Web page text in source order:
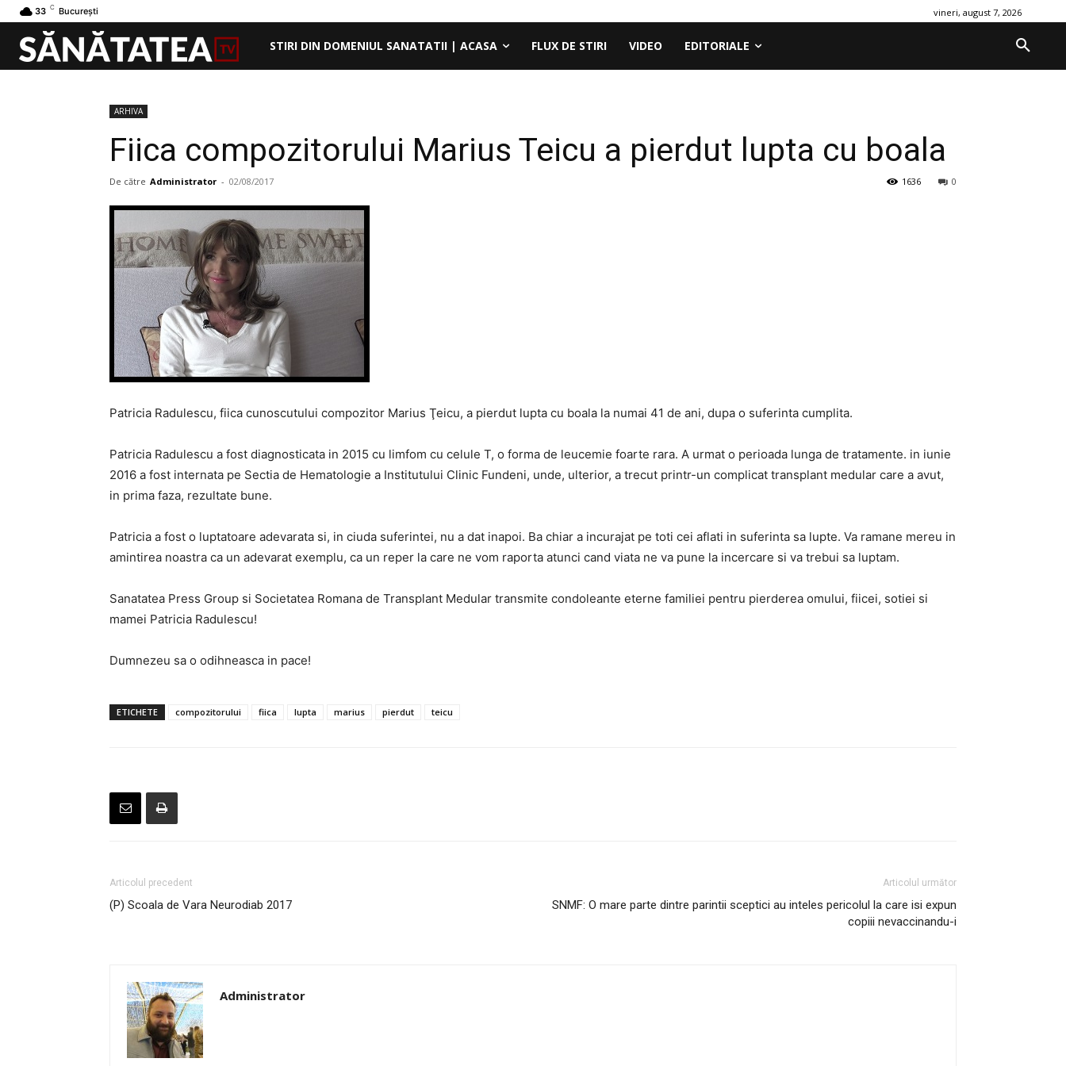
33 C București vineri, august 7, 2026
STIRI DIN DOMENIUL SANATATII | ACASA FLUX DE STIRI VIDEO EDITORIALE
ARHIVA
Fiica compozitorului Marius Teicu a pierdut lupta cu boala
De către Administrator - 02/08/2017 0
1636
Patricia Radulescu, fiica cunoscutului compozitor Marius Ţeicu, a pierdut lupta cu boala la numai 41 de ani, dupa o suferinta cumplita.
Patricia Radulescu a fost diagnosticata in 2015 cu limfom cu celule T, o forma de leucemie foarte rara. A urmat o perioada lunga de tratamente. in iunie
2016 a fost internata pe Sectia de Hematologie a Institutului Clinic Fundeni, unde, ulterior, a trecut printr-un complicat transplant medular care a avut,
in prima faza, rezultate bune.
Patricia a fost o luptatoare adevarata si, in ciuda suferintei, nu a dat inapoi. Ba chiar a incurajat pe toti cei aflati in suferinta sa lupte. Va ramane mereu in
amintirea noastra ca un adevarat exemplu, ca un reper la care ne vom raporta atunci cand viata ne va pune la incercare si va trebui sa luptam.
Sanatatea Press Group si Societatea Romana de Transplant Medular transmite condoleante eterne familiei pentru pierderea omului, fiicei, sotiei si
mamei Patricia Radulescu!
Dumnezeu sa o odihneasca in pace!
ETICHETE compozitorului fiica lupta marius pierdut teicu
Articolul precedent
(P) Scoala de Vara Neurodiab 2017
Articolul următor
SNMF: O mare parte dintre parintii sceptici au inteles pericolul la care isi expun
copiii nevaccinandu-i
Administrator